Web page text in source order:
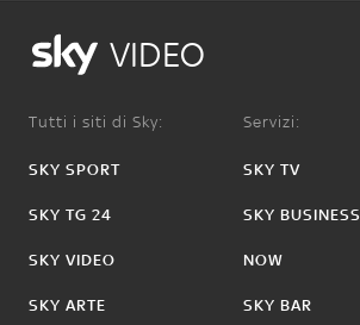
VIDEO
Tutti i siti di Sky:
SKY SPORT
SKY TG 24
SKY VIDEO
SKY ARTE
Servizi:
SKY TV
SKY BUSINESS
NOW
SKY BAR